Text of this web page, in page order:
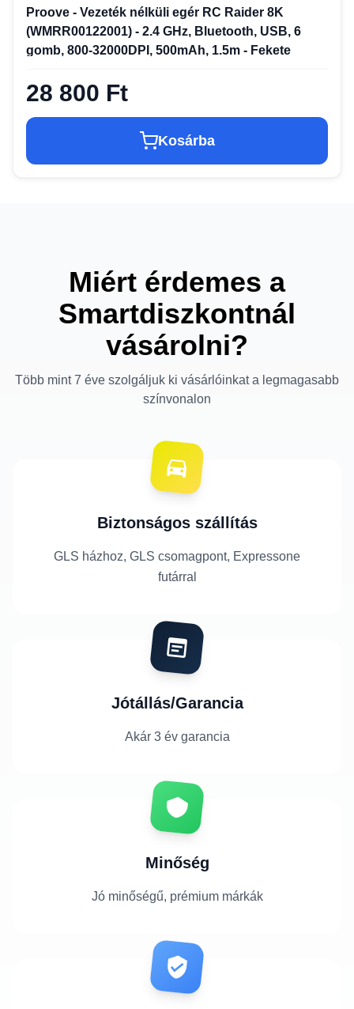
Proove - Vezeték nélküli egér RC Raider 8K
(WMRR00122001) - 2.4 GHz, Bluetooth, USB, 6
gomb, 800-32000DPI, 500mAh, 1.5m - Fekete
28 800 Ft
Kosárba
Miért érdemes a
Smartdiszkontnál
vásárolni?
Több mint 7 éve szolgáljuk ki vásárlóinkat a legmagasabb
színvonalon
Biztonságos szállítás
GLS házhoz, GLS csomagpont, Expressone
futárral
Jótállás/Garancia
Akár 3 év garancia
Minőség
Jó minőségű, prémium márkák